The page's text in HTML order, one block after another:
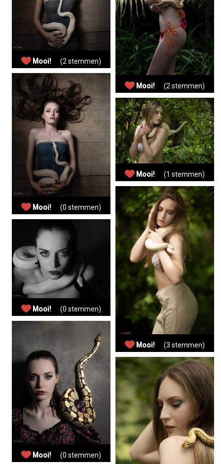
Mooi! (2 stemmen)
Mooi! (0 stemmen)
Mooi! (0 stemmen)
Mooi! (0 stemmen)
Mooi! (2 stemmen)
Mooi! (1 stemmen)
Mooi! (3 stemmen)